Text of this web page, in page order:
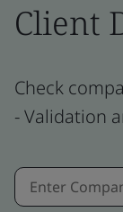
Client
Check
- Validation